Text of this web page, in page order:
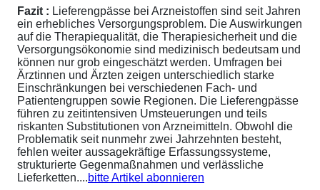
Fazit : Lieferengpässe bei Arzneistoffen sind seit Jahren
ein erhebliches Versorgungsproblem. Die Auswirkungen
auf die Therapiequalität, die Therapiesicherheit und die
Versorgungsökonomie sind medizinisch bedeutsam und
können nur grob eingeschätzt werden. Umfragen bei
Ärztinnen und Ärzten zeigen unterschiedlich starke
Einschränkungen bei verschiedenen Fach- und
Patientengruppen sowie Regionen. Die Lieferengpässe
führen zu zeitintensiven Umsteuerungen und teils
riskanten Substitutionen von Arzneimitteln. Obwohl die
Problematik seit nunmehr zwei Jahrzehnten besteht,
fehlen weiter aussagekräftige Erfassungssysteme,
strukturierte Gegenmaßnahmen und verlässliche
Lieferketten....bitte Artikel abonnieren